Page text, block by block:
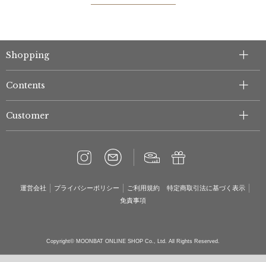
Shopping
Contents
Customer
運営会社 プライバシーポリシー ご利用規約
特定商取引法に基づく表示
免責事項
Copyright© MOONBAT ONLINE SHOP Co., Ltd. All Rights Reserved.